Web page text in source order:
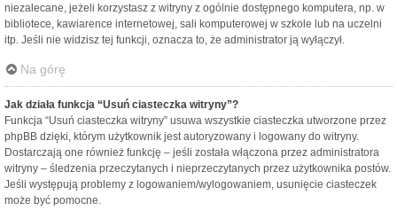
niezalecane, jeżeli korzystasz z witryny z ogólnie dostępnego komputera, np. w
bibliotece, kawiarence internetowej, sali komputerowej w szkole lub na uczelni
itp. Jeśli nie widzisz tej funkcji, oznacza to, że administrator ją wyłączył.
Na górę
Jak działa funkcja “Usuń ciasteczka witryny”?
Funkcja “Usuń ciasteczka witryny” usuwa wszystkie ciasteczka utworzone przez
phpBB dzięki, którym użytkownik jest autoryzowany i logowany do witryny.
Dostarczają one również funkcję – jeśli została włączona przez administratora
witryny – śledzenia przeczytanych i nieprzeczytanych przez użytkownika postów.
Jeśli występują problemy z logowaniem/wylogowaniem, usunięcie ciasteczek
może być pomocne.